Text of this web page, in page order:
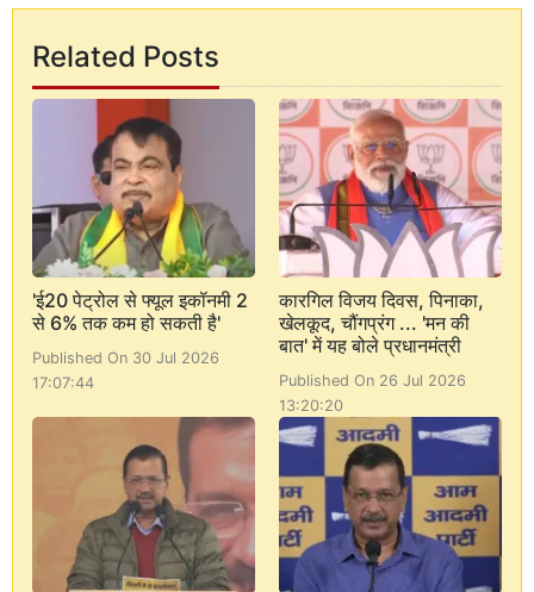
Related Posts
'ई20 पेट्रोल से फ्यूल इकॉनमी 2
से 6% तक कम हो सकती है'
Published On 30 Jul 2026
17:07:44
कारगिल विजय दिवस, पिनाका,
खेलकूद, चौंगप्रंग ... 'मन की
बात' में यह बोले प्रधानमंत्री
Published On 26 Jul 2026
13:20:20